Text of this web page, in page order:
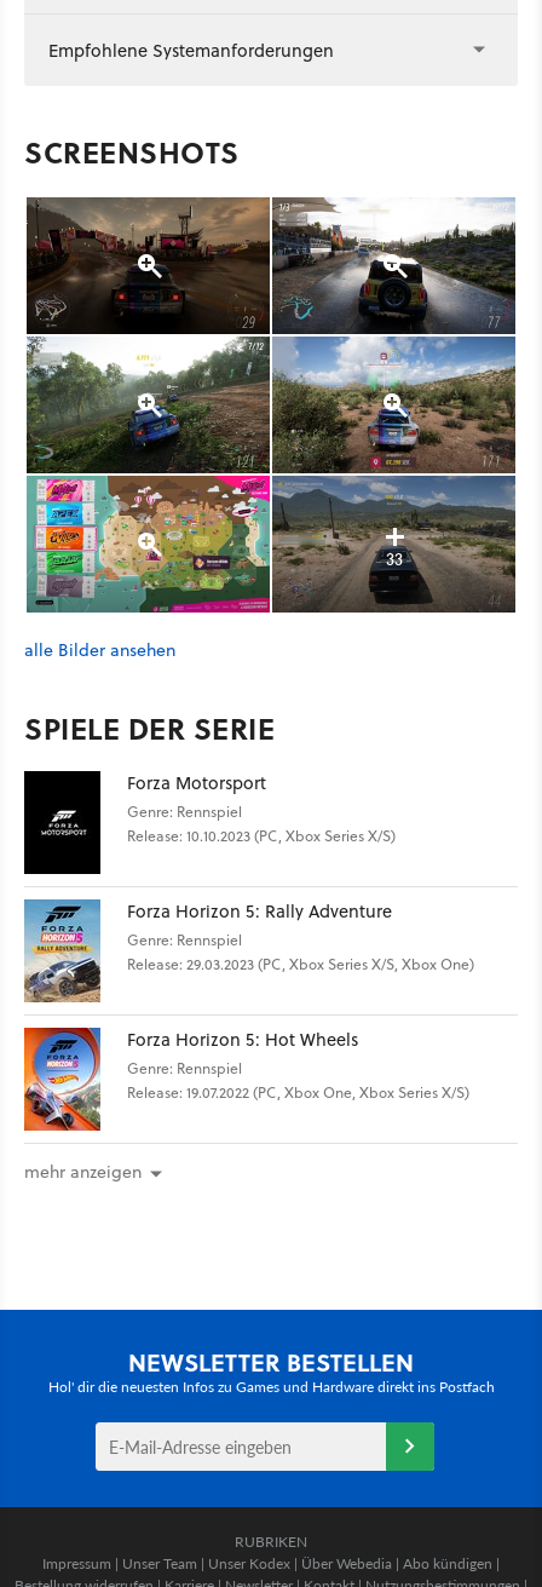
Empfohlene Systemanforderungen
SCREENSHOTS
33
alle Bilder ansehen
SPIELE DER SERIE
Forza Motorsport
Genre: Rennspiel
Release: 10.10.2023 (PC, Xbox Series X/S)
Forza Horizon 5: Rally Adventure
Genre: Rennspiel
Release: 29.03.2023 (PC, Xbox Series X/S, Xbox One)
Forza Horizon 5: Hot Wheels
Genre: Rennspiel
Release: 19.07.2022 (PC, Xbox One, Xbox Series X/S)
mehr anzeigen
NEWSLETTER BESTELLEN
Hol' dir die neuesten Infos zu Games und Hardware direkt ins Postfach
RUBRIKEN
Impressum | Unser Team | Unser Kodex | Über Webedia | Abo kündigen |